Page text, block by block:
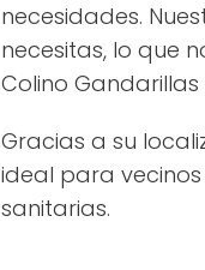
necesidades.
necesitas, lo que
Colino
Gracias a su
ideal para
sanitarias.